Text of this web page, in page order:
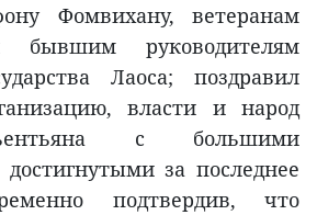
Фомвихану, ветеранам
руководителям
Лаоса; поздравил
власти и народ
с большими
за последнее
подтвердив, что